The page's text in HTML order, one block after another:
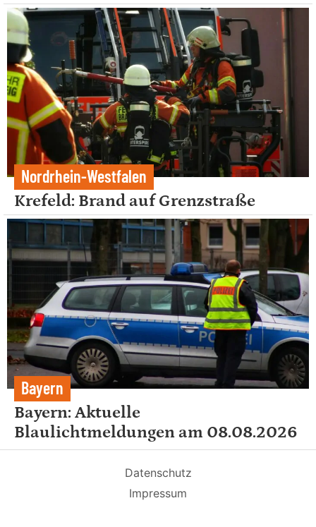
Nordrhein-Westfalen
Krefeld: Brand auf Grenzstraße
Bayern
Bayern: Aktuelle
Blaulichtmeldungen am 08.08.2026
Datenschutz
Impressum